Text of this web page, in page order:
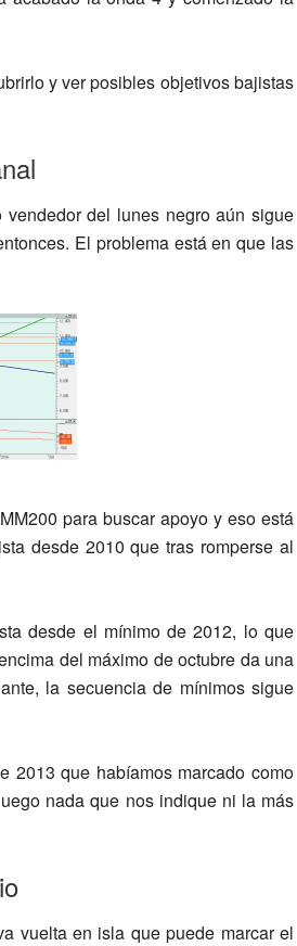
y ver posibles objetivos bajistas
del lunes negro aún sigue
El problema está en que las
para buscar apoyo y eso está
desde 2010 que tras romperse al
desde el mínimo de 2012, lo que
del máximo de octubre da una
la secuencia de mínimos sigue
2013 que habíamos marcado como
nada que nos indique ni la más
vuelta en isla que puede marcar el